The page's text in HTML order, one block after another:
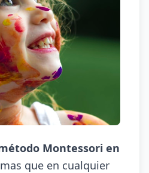
Montessori en
que en cualquier